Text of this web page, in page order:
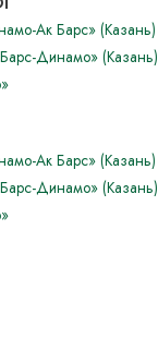
Ак Барс» (Казань)
Динамо» (Казань)
Ак Барс» (Казань)
Динамо» (Казань)